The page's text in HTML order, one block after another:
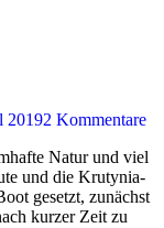
20192 Kommentare
Natur und viel
und die Krutynia-
gesetzt, zunächst
kurzer Zeit zu